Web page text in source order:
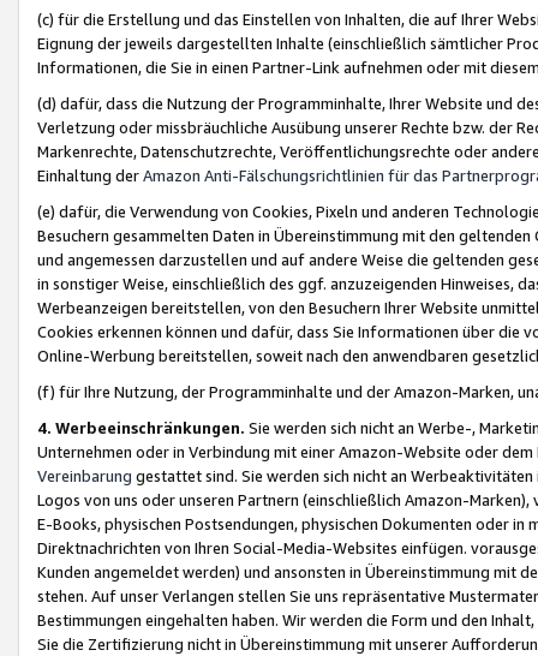
(c) für die Erstellung und das Einstellen von Inhalten, die auf Ihrer
Eignung der jeweils dargestellten Inhalte (einschließlich sämtlicher
Informationen, die Sie in einen Partner-Link aufnehmen oder mit
(d) dafür, dass die Nutzung der Programminhalte, Ihrer Website und
Verletzung oder missbräuchliche Ausübung unserer Rechte bzw. der
Markenrechte, Datenschutzrechte, Veröffentlichungsrechte oder
Einhaltung derAmazon Anti-Fälschungsrichtlinien für das
(e) dafür, die Verwendung von Cookies, Pixeln und anderen
Besuchern gesammelten Daten in Übereinstimmung mit den
und angemessen darzustellen und auf andere Weise die geltenden
in sonstiger Weise, einschließlich des ggf. anzuzeigenden Hinweises,
Werbeanzeigen bereitstellen, von den Besuchern Ihrer Website
Cookies erkennen können und dafür, dass Sie Informationen über die
Online-Werbung bereitstellen, soweit nach den anwendbaren
(f) für Ihre Nutzung, der Programminhalte und der Amazon-Marken,
4. Werbeeinschränkungen. Sie werden sich nicht an Werbe-,
Unternehmen oder in Verbindung mit einer Amazon-Website oder
Vereinbarung gestattet sind. Sie werden sich nicht an
Logos von uns oder unseren Partnern (einschließlich Amazon-
E-Books, physischen Postsendungen, physischen Dokumenten oder in
Direktnachrichten von Ihren Social-Media-Websites einfügen.
Kunden angemeldet werden) und ansonsten in Übereinstimmung mit
stehen. Auf unser Verlangen stellen Sie uns repräsentative
Bestimmungen eingehalten haben. Wir werden die Form und den
Sie die Zertifizierung nicht in Übereinstimmung mit unserer